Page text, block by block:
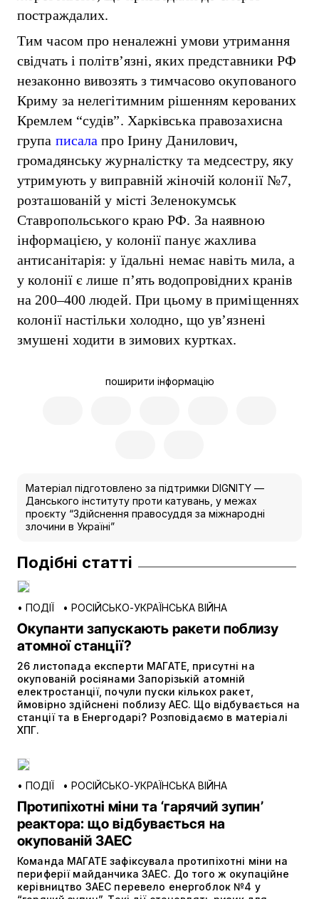
постраждалих.
Тим часом про неналежні умови утримання
свідчать і політв’язні, яких представники РФ
незаконно вивозять з тимчасово окупованого
Криму за нелегітимним рішенням керованих
Кремлем “судів”. Харківська правозахисна
група писала про Ірину Данилович,
громадянську журналістку та медсестру, яку
утримують у виправній жіночій колонії №7,
розташованій у місті Зеленокумськ
Ставропольського краю РФ. За наявною
інформацією, у колонії панує жахлива
антисанітарія: у їдальні немає навіть мила, а
у колонії є лише п’ять водопровідних кранів
на 200–400 людей. При цьому в приміщеннях
колонії настільки холодно, що ув’язнені
змушені ходити в зимових куртках.
поширити інформацію
Матеріал підготовлено за підтримки DIGNITY —
Данського інституту проти катувань, у межах
проєкту “Здійснення правосуддя за міжнародні
злочини в Україні”
Подібні статті
• ПОДІЇ • РОСІЙСЬКО-УКРАЇНСЬКА ВІЙНА
Окупанти запускають ракети поблизу
атомної станції?
26 листопада експерти МАГАТЕ, присутні на
окупованій росіянами Запорізькій атомній
електростанції, почули пуски кількох ракет,
ймовірно здійснені поблизу АЕС. Що відбувається на
станції та в Енергодарі? Розповідаємо в матеріалі
ХПГ.
• ПОДІЇ • РОСІЙСЬКО-УКРАЇНСЬКА ВІЙНА
Протипіхотні міни та ‘гарячий зупин’
реактора: що відбувається на
окупованій ЗАЕС
Команда МАГАТЕ зафіксувала протипіхотні міни на
периферії майданчика ЗАЕС. До того ж окупаційне
керівництво ЗАЕС перевело енергоблок №4 у